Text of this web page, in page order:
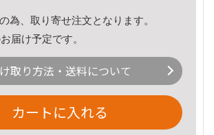
為、取り寄せ注文となります。
届け予定です。
取り方法・送料について
カートに入れる